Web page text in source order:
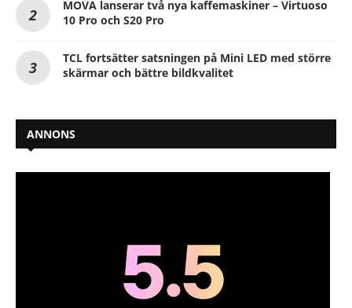
MOVA lanserar två nya kaffemaskiner – Virtuoso
10 Pro och S20 Pro
TCL fortsätter satsningen på Mini LED med större
skärmar och bättre bildkvalitet
ANNONS